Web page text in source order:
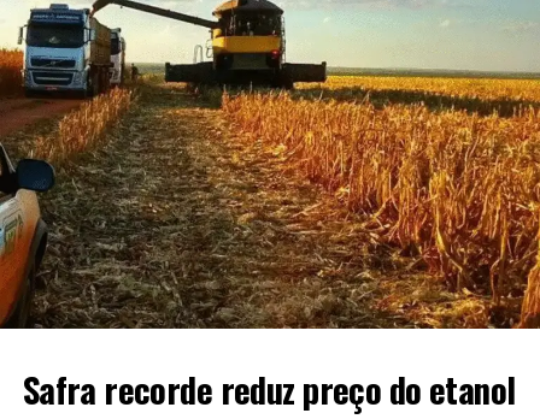
DON'T MISS
Entidades do agro de MT comemoram suspensão da
Moratória da Soja a partir de 1º de janeiro de 2026
Safra recorde reduz preço do etanol